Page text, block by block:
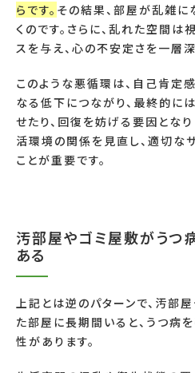
らです。 その結果、部屋が乱雑に
くのです。さらに、乱れた空間
スを与え、心の不安定さを一層
このような悪循環は、自己肯定
なる低下につながり、最終的に
せたり、回復を妨げる要因となり
活環境の関係を見直し、適切な
ことが重要です。
汚部屋やゴミ屋敷がうつ
ある
上記とは逆のパターンで、汚部
た部屋に長期間いると、うつ病
性があります。